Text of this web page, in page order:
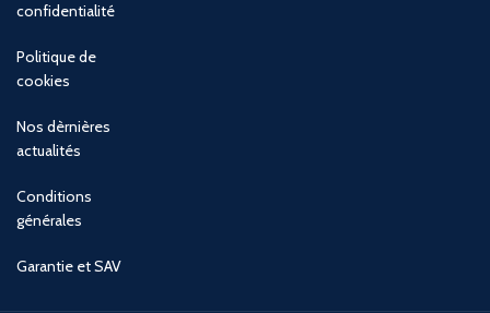
confidentialité
Politique de
cookies
Nos dèrnières
actualités
Conditions
générales
Garantie et SAV